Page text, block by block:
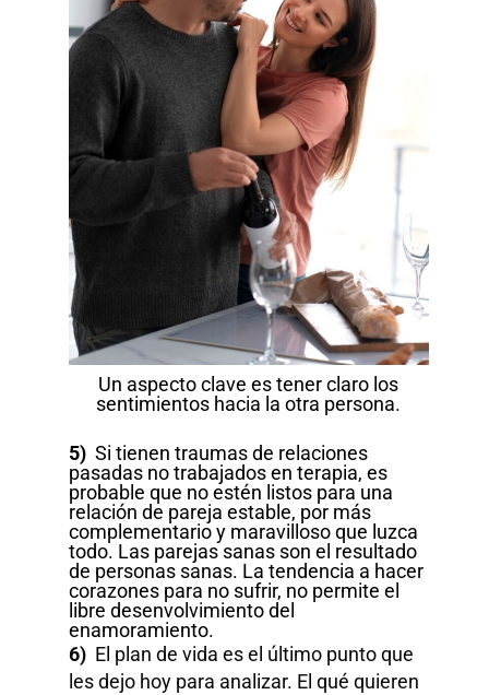
Un aspecto clave es tener claro los
sentimientos hacia la otra persona.
5) Si tienen traumas de relaciones
pasadas no trabajados en terapia, es
probable que no estén listos para una
relación de pareja estable, por más
complementario y maravilloso que luzca
todo. Las parejas sanas son el resultado
de personas sanas. La tendencia a hacer
corazones para no sufrir, no permite el
libre desenvolvimiento del
enamoramiento.
6) El plan de vida es el último punto que
les dejo hoy para analizar. El qué quieren